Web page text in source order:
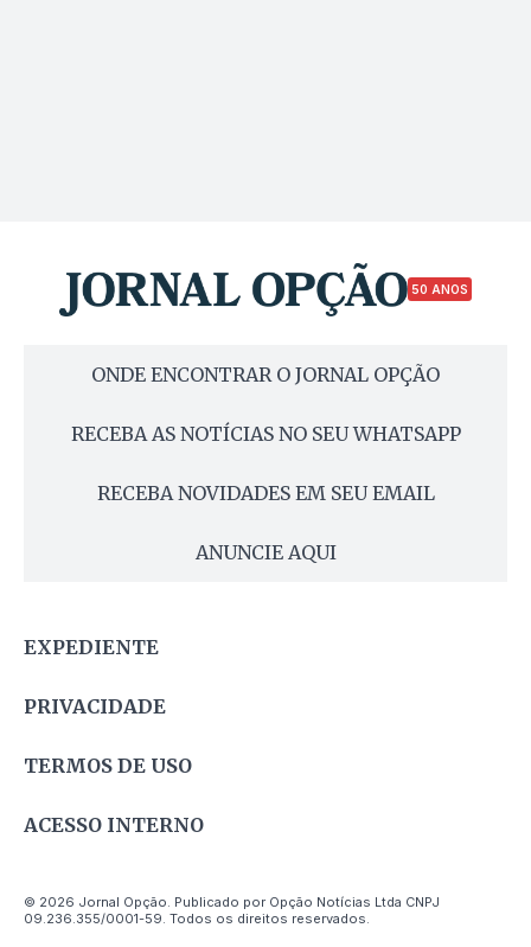
50 ANOS
ONDE ENCONTRAR O JORNAL OPÇÃO
RECEBA AS NOTÍCIAS NO SEU WHATSAPP
RECEBA NOVIDADES EM SEU EMAIL
ANUNCIE AQUI
EXPEDIENTE
PRIVACIDADE
TERMOS DE USO
ACESSO INTERNO
© 2026 Jornal Opção. Publicado por Opção Notícias Ltda CNPJ
09.236.355/0001-59. Todos os direitos reservados.